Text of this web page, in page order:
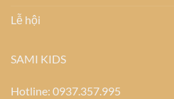
Lễ hội
SAMI KIDS
Hotline: 0937.357.995